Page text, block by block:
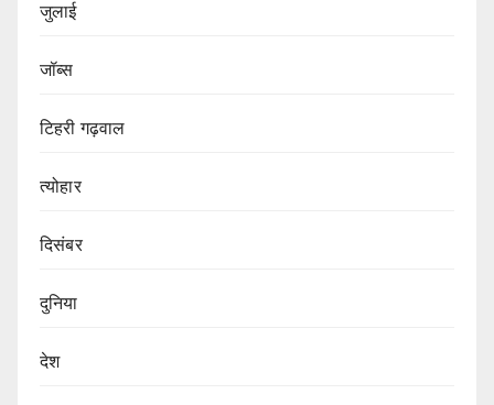
जुलाई
जॉब्स
टिहरी गढ़वाल
त्योहार
दिसंबर
दुनिया
देश